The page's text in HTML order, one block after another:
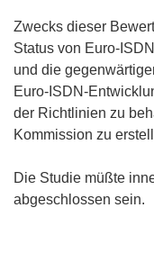
Zwecks dieser
Status von Euro-
und die
Euro-ISDN-
der Richtlinien zu
Kommission zu
Die Studie müßte
abgeschlossen sein.